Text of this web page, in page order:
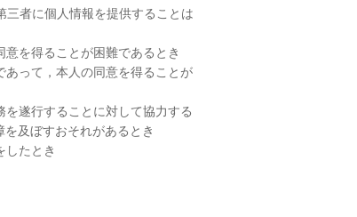
者に個人情報を提供することは
を得ることが困難であるとき
って，本人の同意を得ることが
遂行することに対して協力する
及ぼすおそれがあるとき
したとき